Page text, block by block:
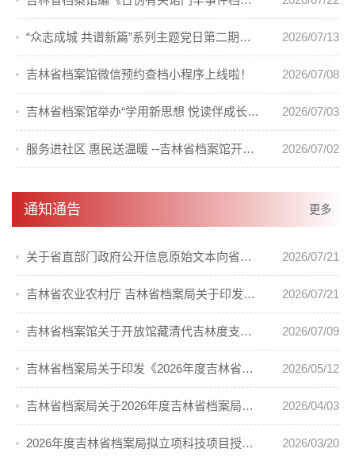
“众志成城 共谱新篇”系列主题党日第二期活动顺利开展 2026/07/13
吉林省档案馆微信预约查档小程序上线啦！ 2026/07/08
吉林省档案馆举办“学用新思想 悦读伴成长”青年读书读档活动 2026/07/03
服务进社区 惠民送温暖 --吉林省档案馆开展进社区慰问活动 2026/07/02
通知通告 更多
关于省直部门政府公开信息原始文本向省档案馆移交的通知 2026/07/21
吉林省农业农村厅 吉林省档案局关于印发《吉林省第二轮土地承包到期后再延长30年试点工作档案管理实施办法》的通知 2026/07/21
吉林省档案馆关于开放馆藏清代吉林度支司档案的通告 2026/07/09
吉林省档案局关于印发《2026年度吉林省档案局科技项目计划》的通知 2026/05/12
吉林省档案局关于2026年度吉林省档案局优秀科技成果奖励的通知 2026/04/03
2026年度吉林省档案局拟立项科技项目授奖优秀科技成果公示 2026/03/20